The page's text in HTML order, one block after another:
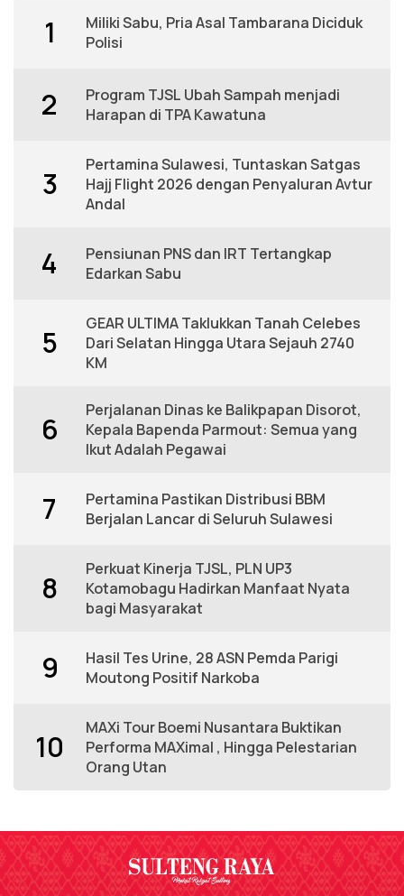
1
Miliki Sabu, Pria Asal Tambarana Diciduk
Polisi
2
Program TJSL Ubah Sampah menjadi
Harapan di TPA Kawatuna
3
Pertamina Sulawesi, Tuntaskan Satgas
Hajj Flight 2026 dengan Penyaluran Avtur
Andal
4
Pensiunan PNS dan IRT Tertangkap
Edarkan Sabu
5
GEAR ULTIMA Taklukkan Tanah Celebes
Dari Selatan Hingga Utara Sejauh 2740
KM
6
Perjalanan Dinas ke Balikpapan Disorot,
Kepala Bapenda Parmout: Semua yang
Ikut Adalah Pegawai
7
Pertamina Pastikan Distribusi BBM
Berjalan Lancar di Seluruh Sulawesi
8
Perkuat Kinerja TJSL, PLN UP3
Kotamobagu Hadirkan Manfaat Nyata
bagi Masyarakat
9
Hasil Tes Urine, 28 ASN Pemda Parigi
Moutong Positif Narkoba
10
MAXi Tour Boemi Nusantara Buktikan
Performa MAXimal , Hingga Pelestarian
Orang Utan